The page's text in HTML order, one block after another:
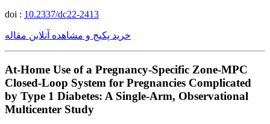
doi : 10.2337/dc22-2413
خرید پکیج و مشاهده آنلاین مقاله
At-Home Use of a Pregnancy-Specific Zone-MPC
Closed-Loop System for Pregnancies Complicated
by Type 1 Diabetes: A Single-Arm, Observational
Multicenter Study